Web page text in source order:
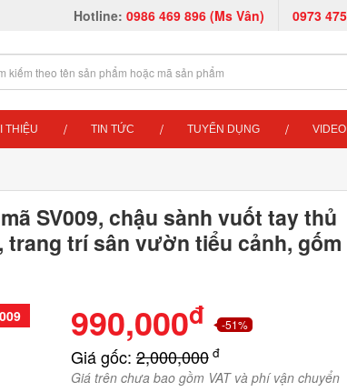
Hotline: 0986 469 896 (Ms Vân) 0973
THIỆU TIN TỨC TUYỂN DỤNG VIDEO
SV009, chậu sành vuốt tay thủ
trí sân vườn tiểu cảnh,
990,000đ -51%
Giá gốc:2,000,000 đ
Giá trên chưa bao gồm VAT và phí vận chuyển